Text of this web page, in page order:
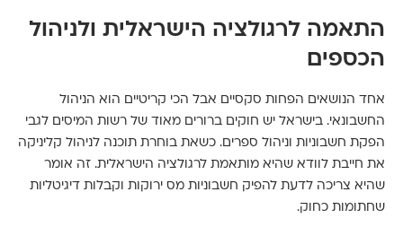
התאמה לרגולציה הישראלית ולניהול
הכספים
אחד הנושאים הפחות סקסיים אבל הכי קריטיים הוא הניהול
החשבונאי. בישראל יש חוקים ברורים מאוד של רשות המיסים לגבי
הפקת חשבוניות וניהול ספרים. כשאת בוחרת תוכנה לניהול קליניקה
את חייבת לוודא שהיא מותאמת לרגולציה הישראלית. זה אומר
שהיא צריכה לדעת להפיק חשבוניות מס ירוקות וקבלות דיגיטליות
שחתומות כחוק.